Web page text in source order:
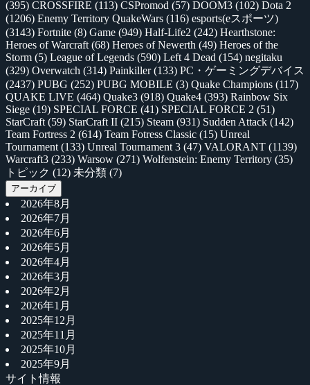
(395) CROSSFIRE (113) CSPromod (57) DOOM3 (102) Dota 2
(1206) Enemy Territory QuakeWars (116) esports(eスポーツ)
(3143) Fortnite (8) Game (949) Half-Life2 (242) Hearthstone:
Heroes of Warcraft (68) Heroes of Newerth (49) Heroes of the
Storm (5) League of Legends (590) Left 4 Dead (154) negitaku
(329) Overwatch (314) Painkiller(133) PC・ゲーミングデバイス
(2437) PUBG (252) PUBG MOBILE (3) Quake Champions (117)
QUAKE LIVE (464) Quake3 (918) Quake4 (393) Rainbow Six
Siege (19) SPECIAL FORCE (41) SPECIAL FORCE 2 (51)
StarCraft (59) StarCraft II (215) Steam (931) Sudden Attack (142)
Team Fortress 2 (614) Team Fotress Classic (15) Unreal
Tournament (133) Unreal Tournament 3 (47) VALORANT (1139)
Warcraft3 (233) Warsow (271) Wolfenstein: Enemy Territory (35)
トピック (12) 未分類 (7)
アーカイブ
2026年8月
2026年7月
2026年6月
2026年5月
2026年4月
2026年3月
2026年2月
2026年1月
2025年12月
2025年11月
2025年10月
2025年9月
サイト情報